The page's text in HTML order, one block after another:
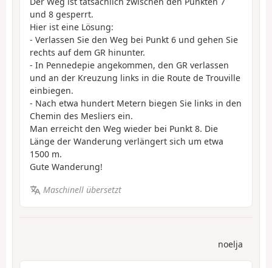
und 8 gesperrt.
Hier ist eine Lösung:
- Verlassen Sie den Weg bei Punkt 6 und gehen Sie
rechts auf dem GR hinunter.
- In Pennedepie angekommen, den GR verlassen
und an der Kreuzung links in die Route de Trouville
einbiegen.
- Nach etwa hundert Metern biegen Sie links in den
Chemin des Mesliers ein.
Man erreicht den Weg wieder bei Punkt 8. Die
Länge der Wanderung verlängert sich um etwa
1500 m.
Gute Wanderung!
Maschinell übersetzt
noelja